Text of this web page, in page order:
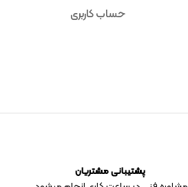
حساب کاربری
پشتیبانی مشتریان